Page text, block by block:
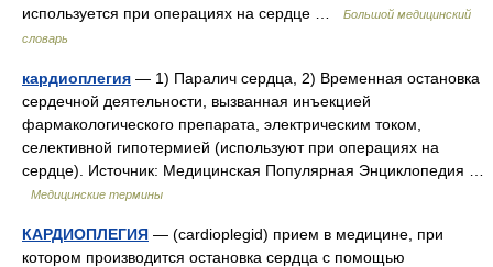
используется при операциях на сердце …
Большой медицинский
словарь
кардиоплегия — 1) Паралич сердца, 2) Временная остановка
сердечной деятельности, вызванная инъекцией
фармакологического препарата, электрическим током,
селективной гипотермией (используют при операциях на
сердце). Источник: Медицинская Популярная Энциклопедия …
Медицинские термины
КАРДИОПЛЕГИЯ — (cardioplegid) прием в медицине, при
котором производится остановка сердца с помощью